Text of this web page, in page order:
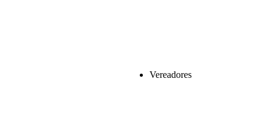
Vereadores